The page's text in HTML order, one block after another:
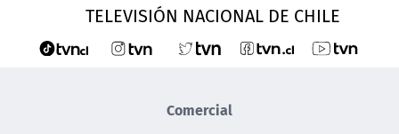
TELEVISIÓN NACIONAL DE CHILE
Comercial